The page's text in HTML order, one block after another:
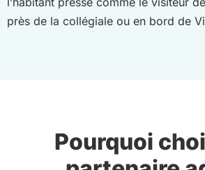
près de la collégiale ou en bord de
Pourquoi